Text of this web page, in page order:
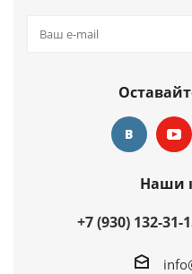
Наши
+7 (930) 132-31-